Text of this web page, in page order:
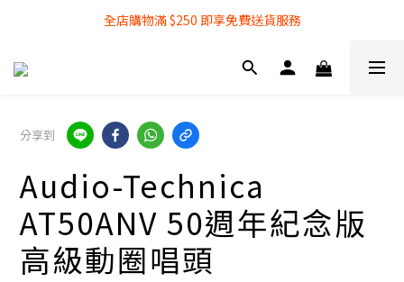
全店購物滿 $250 即享免費送貨服務
全店購物滿 $250 即享免費送貨服務
『銀行轉帳』付款方式 可享額外 3% 折扣回贈
分享到
Audio-Technica
AT50ANV 50週年紀念版
高級動圈唱頭